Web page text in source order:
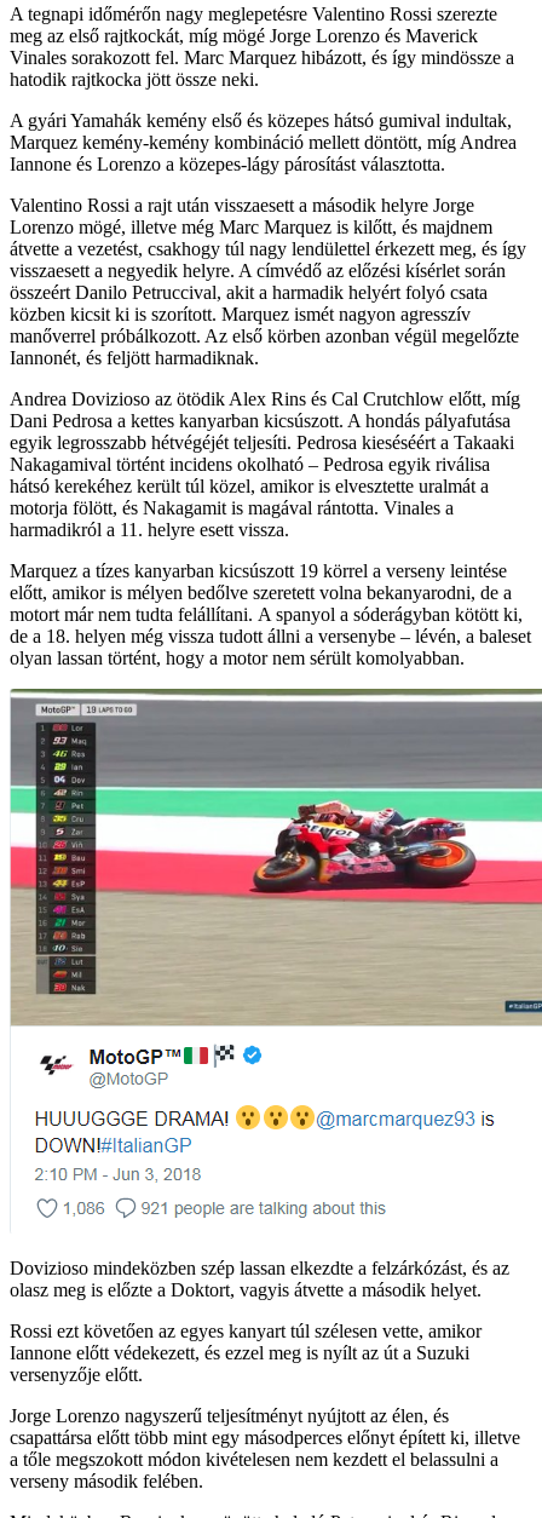
A tegnapi időmérőn nagy meglepetésre Valentino Rossi szerezte
meg az első rajtkockát, míg mögé Jorge Lorenzo és Maverick
Vinales sorakozott fel. Marc Marquez hibázott, és így mindössze a
hatodik rajtkocka jött össze neki.
A gyári Yamahák kemény első és közepes hátsó gumival indultak,
Marquez kemény-kemény kombináció mellett döntött, míg Andrea
Iannone és Lorenzo a közepes-lágy párosítást választotta.
Valentino Rossi a rajt után visszaesett a második helyre Jorge
Lorenzo mögé, illetve még Marc Marquez is kilőtt, és majdnem
átvette a vezetést, csakhogy túl nagy lendülettel érkezett meg, és így
visszaesett a negyedik helyre. A címvédő az előzési kísérlet során
összeért Danilo Petruccival, akit a harmadik helyért folyó csata
közben kicsit ki is szorított. Marquez ismét nagyon agresszív
manőverrel próbálkozott. Az első körben azonban végül megelőzte
Iannonét, és feljött harmadiknak.
Andrea Dovizioso az ötödik Alex Rins és Cal Crutchlow előtt, míg
Dani Pedrosa a kettes kanyarban kicsúszott. A hondás pályafutása
egyik legrosszabb hétvégéjét teljesíti. Pedrosa kieséséért a Takaaki
Nakagamival történt incidens okolható – Pedrosa egyik riválisa
hátsó kerekéhez került túl közel, amikor is elvesztette uralmát a
motorja fölött, és Nakagamit is magával rántotta. Vinales a
harmadikról a 11. helyre esett vissza.
Marquez a tízes kanyarban kicsúszott 19 körrel a verseny leintése
előtt, amikor is mélyen bedőlve szeretett volna bekanyarodni, de a
motort már nem tudta felállítani. A spanyol a sóderágyban kötött ki,
de a 18. helyen még vissza tudott állni a versenybe – lévén, a baleset
olyan lassan történt, hogy a motor nem sérült komolyabban.
Dovizioso mindeközben szép lassan elkezdte a felzárkózást, és az
olasz meg is előzte a Doktort, vagyis átvette a második helyet.
Rossi ezt követően az egyes kanyart túl szélesen vette, amikor
Iannone előtt védekezett, és ezzel meg is nyílt az út a Suzuki
versenyzője előtt.
Jorge Lorenzo nagyszerű teljesítményt nyújtott az élen, és
csapattársa előtt több mint egy másodperces előnyt épített ki, illetve
a tőle megszokott módon kivételesen nem kezdett el belassulni a
verseny második felében.